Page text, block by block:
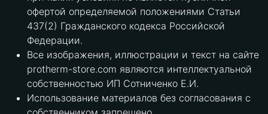
офертой определяемой положениями Статьи
437(2) Гражданского кодекса Российской
Федерации.
Все изображения, иллюстрации и текст на сайте
protherm-store.com являются интеллектуальной
собственностью ИП Сотниченко Е.И.
Использование материалов без согласования с